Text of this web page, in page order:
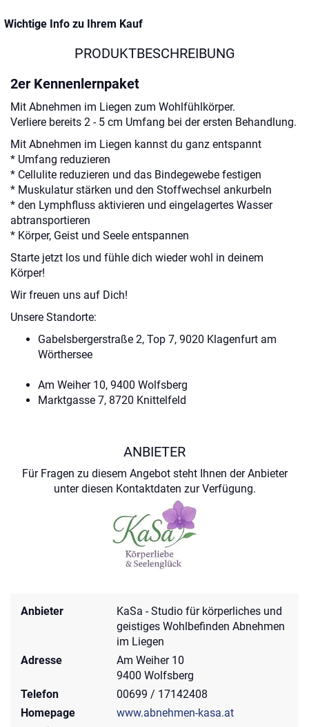
Wichtige Info zu Ihrem Kauf
PRODUKTBESCHREIBUNG
2er Kennenlernpaket
Mit Abnehmen im Liegen zum Wohlfühlkörper.
Verliere bereits 2 - 5 cm Umfang bei der ersten Behandlung.
Mit Abnehmen im Liegen kannst du ganz entspannt
* Umfang reduzieren
* Cellulite reduzieren und das Bindegewebe festigen
* Muskulatur stärken und den Stoffwechsel ankurbeln
* den Lymphfluss aktivieren und eingelagertes Wasser
abtransportieren
* Körper, Geist und Seele entspannen
Starte jetzt los und fühle dich wieder wohl in deinem
Körper!
Wir freuen uns auf Dich!
Unsere Standorte:
Gabelsbergerstraße 2, Top 7, 9020 Klagenfurt am
Am Weiher 10, 9400 Wolfsberg
Marktgasse 7, 8720 Knittelfeld
ANBIETER
Für Fragen zu diesem Angebot steht Ihnen der Anbieter
unter diesen Kontaktdaten zur Verfügung.
Anbieter
KaSa - Studio für körperliches und
geistiges Wohlbefinden Abnehmen
im Liegen
Adresse
Am Weiher 10
9400 Wolfsberg
Telefon
00699 / 17142408
Homepage
www.abnehmen-kasa.at